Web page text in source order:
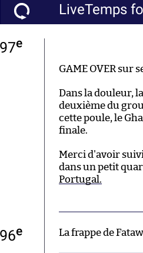
LiveTemps
97e
GAME OVER sur
Dans la douleur,
deuxième du
cette poule, le
finale.
Merci d'avoir
dans un petit
Portugal.
96e La frappe de